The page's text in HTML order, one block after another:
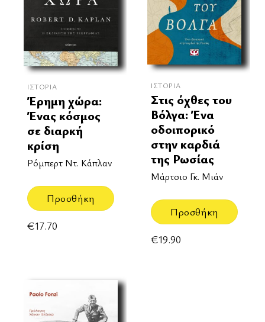
ΙΣΤΟΡΊΑ
Έρημη χώρα:
Ένας κόσμος
σε διαρκή
κρίση
Ρόμπερτ Ντ. Κάπλαν
Προσθήκη
€17.70
ΙΣΤΟΡΊΑ
Στις όχθες του
Βόλγα: Ένα
οδοιπορικό
στην καρδιά
της Ρωσίας
Μάρτσιο Γκ. Μιάν
Προσθήκη
€19.90